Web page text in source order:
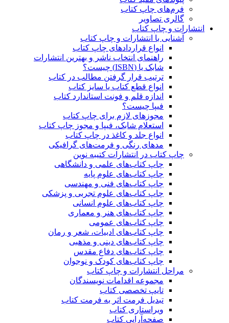
فرم‌های چاپ کتاب
گالری تصاویر
انتشارات و چاپ کتاب
آشنایی با انتشارات و چاپ کتاب
انواع قراردادهای چاپ کتاب
راهنمای انتخاب ناشر و بهترین انتشارات
شابک یا (ISBN) چیست؟
ترتیب قرار گرفتن مطالب در کتاب
انواع قطع کتاب یا سایز کتاب
اندازه قلم و فونت استاندارد کتاب
فیپا چیست؟
مجوزهای لازم برای چاپ کتاب
استعلام شابک، فیپا و مجوز چاپ کتاب
انواع جلد و کاغذ در چاپ کتاب
مدهای رنگی و فرمت‌های گرافیکی
چاپ کتاب در انتشارات کتیبه نوین
چاپ کتاب‌های علمی و دانشگاهی
چاپ کتاب‌های علوم پایه
چاپ کتاب‌های فنی و مهندسی
چاپ کتاب‌های علوم تجربی و پزشکی
چاپ کتاب‌های علوم انسانی
چاپ کتاب‌های هنر و معماری
چاپ کتاب‌های عمومی
چاپ کتاب‌های ادبیات، شعر و رمان
چاپ کتاب‌های دینی و مذهبی
چاپ کتاب‌های دفاع مقدس
چاپ کتاب‌های کودک و نوجوان
مراحل انتشارات و چاپ کتاب
مجموعه اقدامات نویسندگان
تایپ تخصصی کتاب
تبدیل فرمت اثر به فرمت کتاب
ویراستاری کتاب
صفحه‌آرایی کتاب